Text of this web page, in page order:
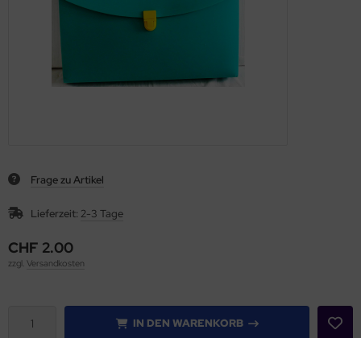
Frage zu Artikel
Lieferzeit: 2-3 Tage
CHF 2.00
zzgl. Versandkosten
IN DEN WARENKORB